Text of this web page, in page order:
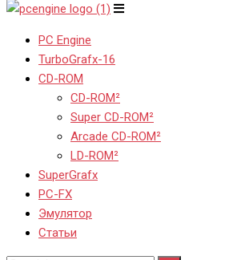
PC Engine
TurboGrafx-16
CD-ROM
CD-ROM²
Super CD-ROM²
Arcade CD-ROM²
LD-ROM²
SuperGrafx
PC-FX
Эмулятор
Статьи